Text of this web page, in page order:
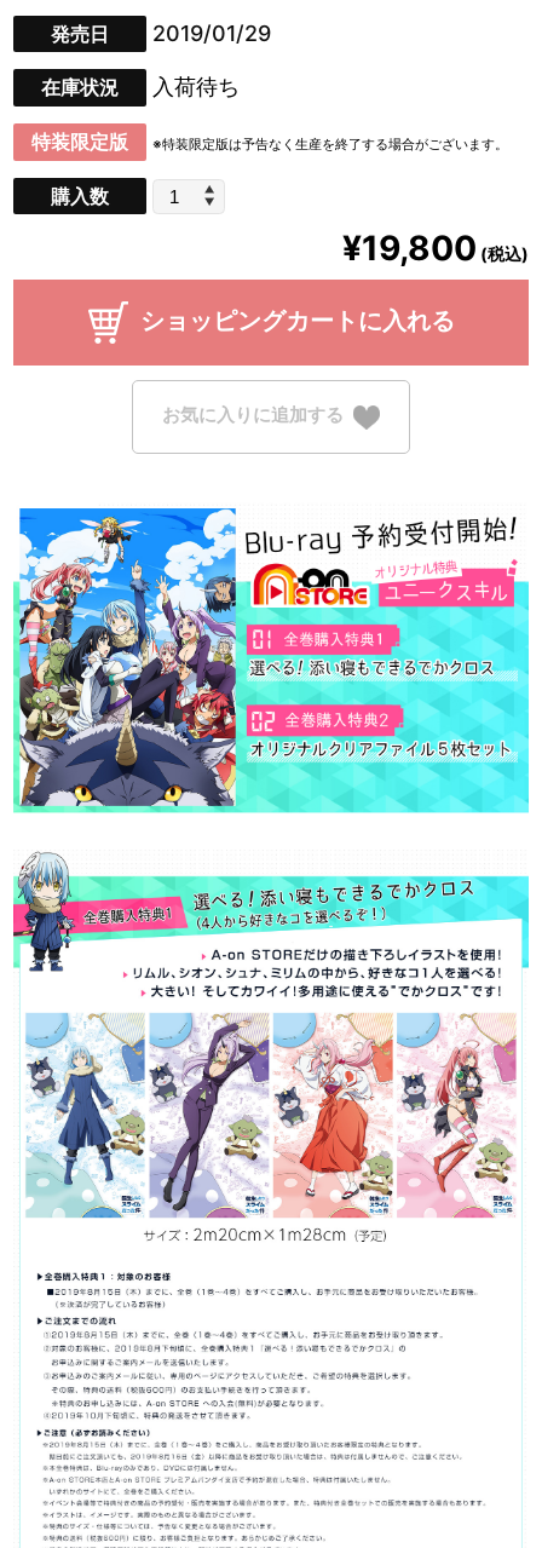
発売日 2019/01/29
在庫状況 入荷待ち
特装限定版 ※特装限定版は予告なく生産を終了する場合がございます。
購入数
¥19,800 (税込)
ショッピングカートに入れる
お気に入りに追加する